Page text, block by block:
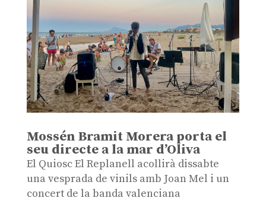
Mossén Bramit Morera porta el
seu directe a la mar d’Oliva
El Quiosc El Replanell acollirà dissabte
una vesprada de vinils amb Joan Mel i un
concert de la banda valenciana